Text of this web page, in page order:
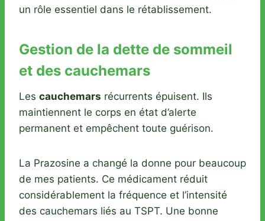
un rôle essentiel dans le rétablissement.
Gestion de la dette de sommeil
et des cauchemars
Les cauchemars récurrents épuisent. Ils
maintiennent le corps en état d’alerte
permanent et empêchent toute guérison.
La Prazosine a changé la donne pour beaucoup
de mes patients. Ce médicament réduit
considérablement la fréquence et l’intensité
des cauchemars liés au TSPT. Une bonne